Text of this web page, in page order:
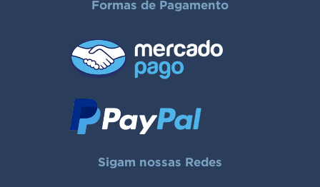
Formas de Pagamento
Sigam nossas Redes